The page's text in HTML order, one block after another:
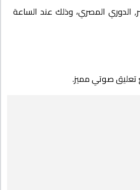
مصر, الدوري المصري، وذلك عند الساعة